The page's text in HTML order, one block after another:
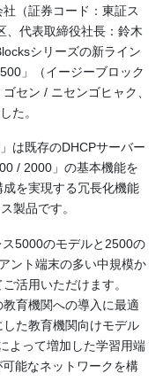
（証券コード：東証ス
、代表取締役社長：鈴木
シリーズの新ライン
」（イージーブロック
セン / ニセンゴヒャク、
た。
は既存のDHCPサーバー
/ 2000」の基本機能を
を実現する冗長化機能
製品です。
5000のモデルと2500の
ント端末の多い中規模か
活用いただけます。
育機関への導入に最適
た教育機関向けモデル
よって増加した学習用端
能なネットワークを構